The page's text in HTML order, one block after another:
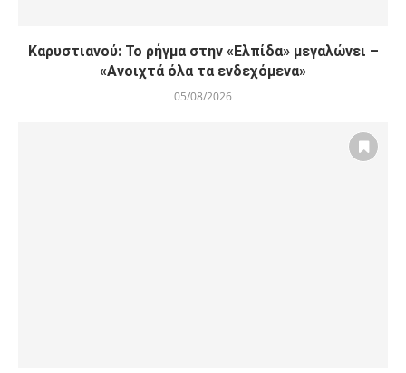
Καρυστιανού: Το ρήγμα στην «Ελπίδα» μεγαλώνει –
«Ανοιχτά όλα τα ενδεχόμενα»
05/08/2026